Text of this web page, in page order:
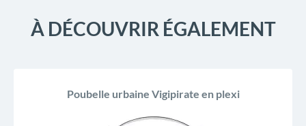
À DÉCOUVRIR ÉGALEMENT
Poubelle urbaine Vigipirate en plexi